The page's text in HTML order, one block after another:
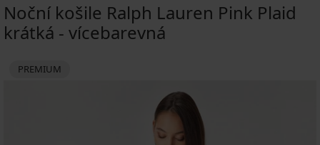
Noční košile Ralph Lauren Pink Plaid
krátká - vícebarevná
PREMIUM